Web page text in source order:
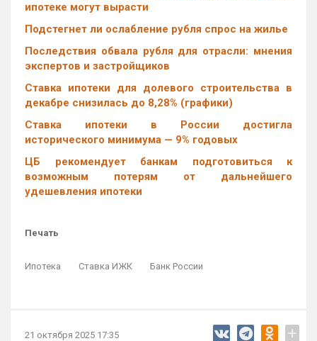
ипотеке могут вырасти
Подстегнет ли ослабление рубля спрос на жилье
Последствия обвала рубля для отрасли: мнения
экспертов и застройщиков
Ставка ипотеки для долевого строительства в
декабре снизилась до 8,28% (графики)
Cтавка ипотеки в России достигла
исторического минимума — 9% годовых
ЦБ рекомендует банкам подготовиться к
возможным потерям от дальнейшего
удешевления ипотеки
Печать
Ипотека Ставка ИЖК Банк России
21 октября 2025 17:35 +